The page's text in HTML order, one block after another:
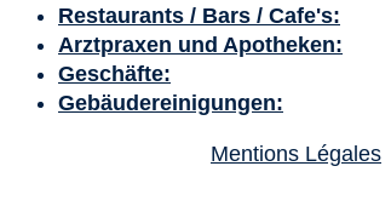
Restaurants / Bars / Cafe's:
Arztpraxen und Apotheken:
Geschäfte:
Gebäudereinigungen:
Mentions Légales